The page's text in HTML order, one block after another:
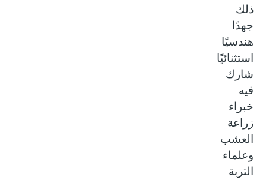
ذلك
جهدًا
هندسيًا
استثنائيًا
شارك
فيه
خبراء
زراعة
العشب
وعلماء
التربة